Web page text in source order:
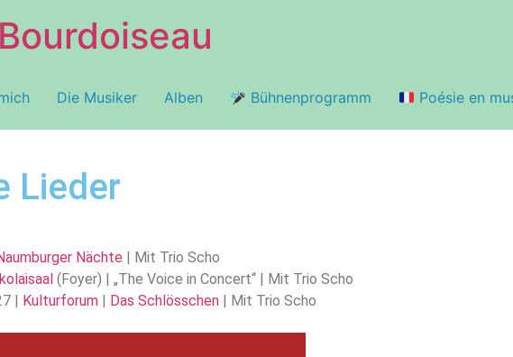
Die Musiker Alben Bühnenprogramm Poésie en
Lieder
Nächte
| Mit Trio Scho
(Foyer) | „The Voice in Concert“ | Mit Trio Scho
| Kulturforum Das Schlösschen | Mit Trio Scho